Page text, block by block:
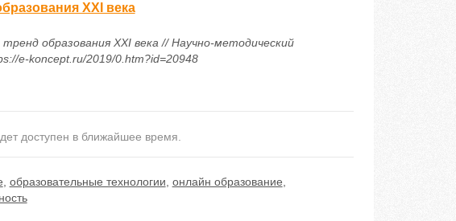
XXI века
образования XXI века // Научно-методический
e-koncept.ru/2019/0.htm?id=20948
доступен в ближайшее время.
, образовательные технологии, онлайн образование,